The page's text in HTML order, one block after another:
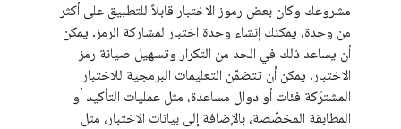
مشروعك وكان بعض رموز الاختبار قابلاً للتطبيق على أكثر
من وحدة، يمكنك إنشاء وحدة اختبار لمشاركة الرمز. يمكن
أن يساعد ذلك في الحد من التكرار وتسهيل صيانة رمز
الاختبار. يمكن أن تتضمّن التعليمات البرمجية للاختبار
المشترَكة فئات أو دوال مساعدة، مثل عمليات التأكيد أو
المطابقة المخصّصة، بالإضافة إلى بيانات الاختبار، مثل